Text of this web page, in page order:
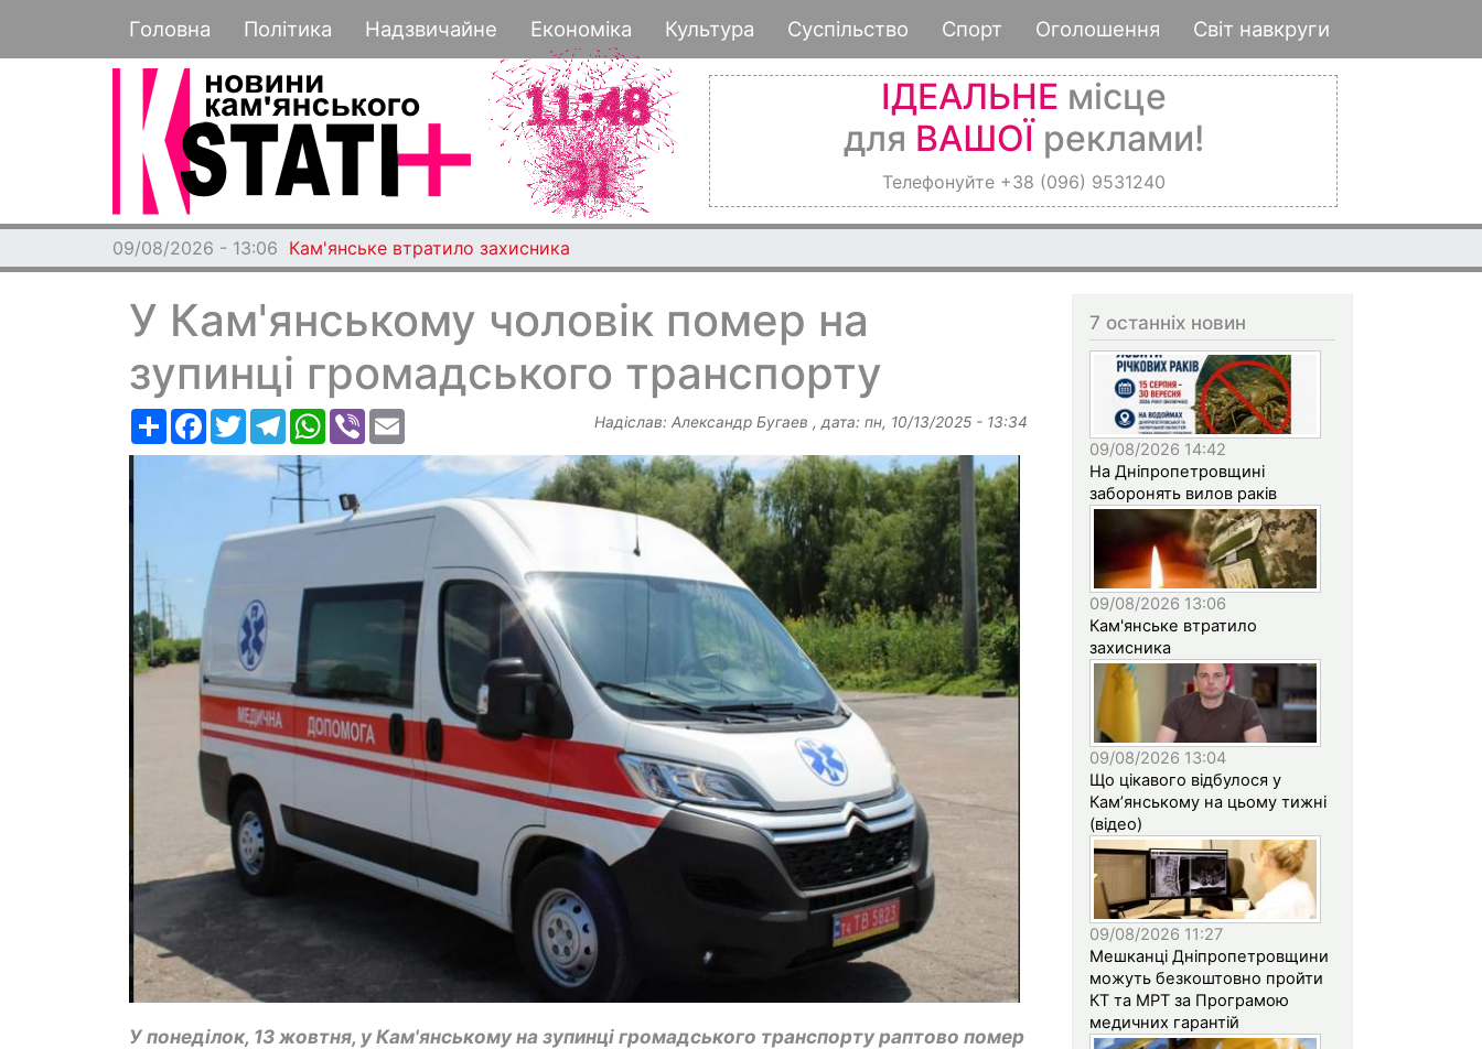
до
основного
Основная навигация
Головна Політика Надзвичайне Економіка Культура Суспільство Спорт Оголошення Світ навкруги
ІДЕАЛЬНЕ місце
для ВАШОЇ реклами!
Телефонуйте +38 (096) 9531240
09/08/2026 - 13:06 Кам'янське втратило захисника
У Кам'янському чоловік помер на
зупинці громадського транспорту
РесурсFacebook
TwitterTelegramWhatsApp
Viber Надіслав: Александр Бугаев , дата: пн, 10/13/2025 - 13:34
У понеділок, 13 жовтня, у Кам'янському на зупинці громадського транспорту раптово помер
7 останніх новин
09/08/2026 14:42
На Дніпропетровщині
заборонять вилов раків
09/08/2026 13:06
Кам'янське втратило
захисника
09/08/2026 13:04
Що цікавого відбулося у
Кам’янському на цьому тижні
(відео)
09/08/2026 11:27
Мешканці Дніпропетровщини
можуть безкоштовно пройти
КТ та МРТ за Програмою
медичних гарантій